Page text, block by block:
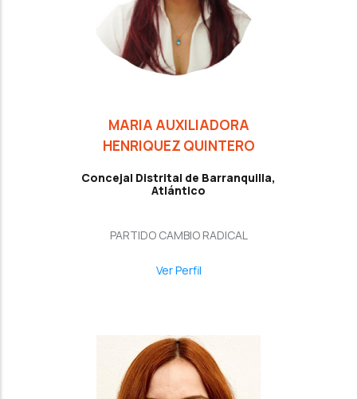
MARIA AUXILIADORA
HENRIQUEZ QUINTERO
Concejal Distrital de Barranquilla,
Atlántico
PARTIDO CAMBIO RADICAL
Ver Perfil